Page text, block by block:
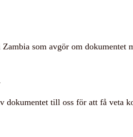
som avgör om dokumentet
dokumentet till oss för att få veta